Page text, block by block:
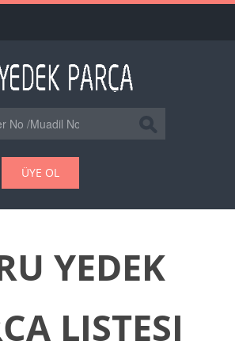
Parça
Yedekparça Sorgulama
ÜYE OL
YEDEK
LISTESI